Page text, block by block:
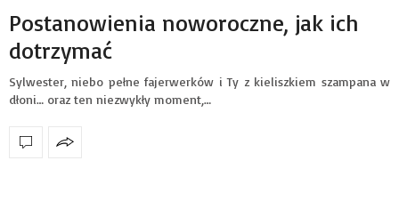
Postanowienia noworoczne, jak ich
dotrzymać
Sylwester, niebo pełne fajerwerków i Ty z kieliszkiem szampana w
dłoni… oraz ten niezwykły moment,…